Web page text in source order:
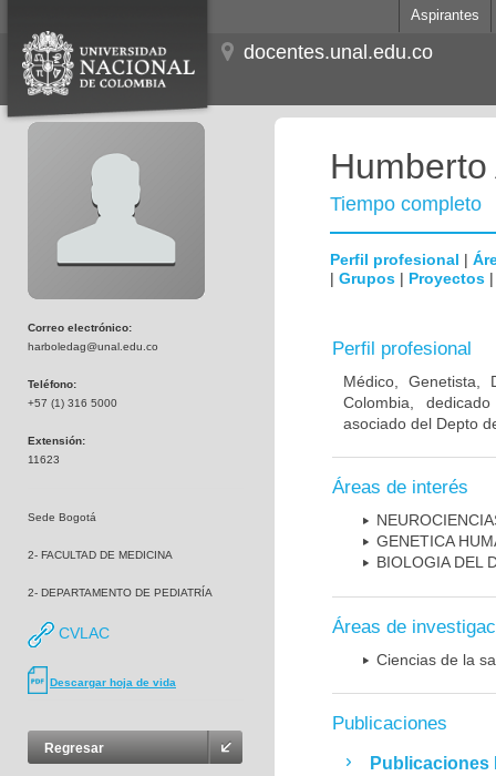
Aspirantes
docentes.unal.edu.co
Correo electrónico:
harboledag@unal.edu.co
Teléfono:
+57 (1) 316 5000
Extensión:
11623
Sede Bogotá
2- FACULTAD DE MEDICINA
2- DEPARTAMENTO DE PEDIATRÍA
CVLAC
Descargar hoja de vida
Regresar
Tiempo completo
Perfil profesional |
| Grupos | Proyectos
Perfil profesional
Médico, Genetista,
Colombia,
asociado del Depto
Áreas de interés
GENETICA
BIOLOGIA DEL
Áreas de
Ciencias de la
Publicaciones
Publicaciones